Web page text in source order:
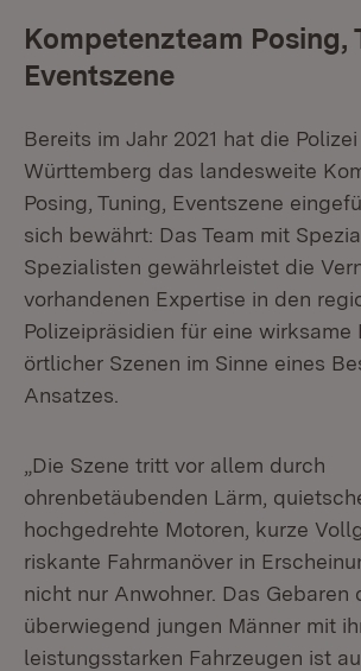
Kompetenzteam Posing,
Eventszene
Bereits im Jahr 2021 hat die
Württemberg das landesweite
Posing, Tuning, Eventszene
sich bewährt: Das Team mit
Spezialisten gewährleistet die
vorhandenen Expertise in den
Polizeipräsidien für eine wirksame
örtlicher Szenen im Sinne eines
Ansatzes.
„Die Szene tritt vor allem durch
ohrenbetäubenden Lärm,
hochgedrehte Motoren, kurze
riskante Fahrmanöver in
nicht nur Anwohner. Das Gebaren
überwiegend jungen Männer mit
leistungsstarken Fahrzeugen ist